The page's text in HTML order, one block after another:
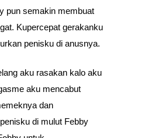
pun semakin membuat
Kupercepat gerakanku
penisku di anusnya.
aku rasakan kalo aku
aku mencabut
dan
di mulut Febby